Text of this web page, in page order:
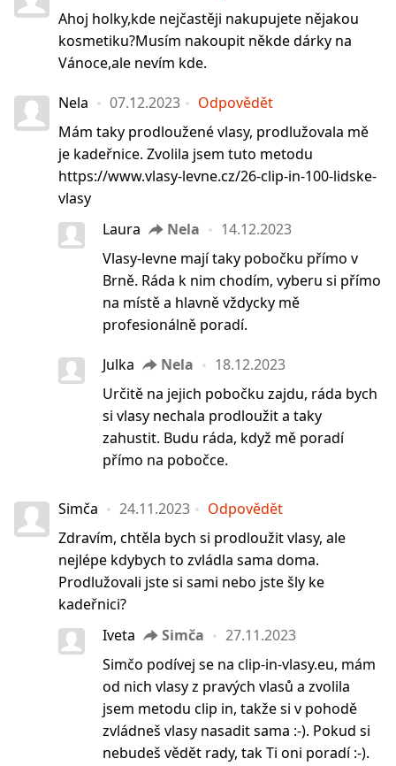
Ahoj holky,kde nejčastěji nakupujete nějakou
kosmetiku?Musím nakoupit někde dárky na
Vánoce,ale nevím kde.
Nela 07.12.2023
Odpovědět
Mám taky prodloužené vlasy, prodlužovala mě
je kadeřnice. Zvolila jsem tuto metodu
https://www.vlasy-levne.cz/26-clip-in-100-lidske-
vlasy
Laura
Nela
14.12.2023
Vlasy-levne mají taky pobočku přímo v
Brně. Ráda k nim chodím, vyberu si přímo
na místě a hlavně vždycky mě
profesionálně poradí.
Julka Nela
18.12.2023
Určitě na jejich pobočku zajdu, ráda bych
si vlasy nechala prodloužit a taky
zahustit. Budu ráda, když mě poradí
přímo na pobočce.
Simča 24.11.2023
Odpovědět
Zdravím, chtěla bych si prodloužit vlasy, ale
nejlépe kdybych to zvládla sama doma.
Prodlužovali jste si sami nebo jste šly ke
kadeřnici?
Iveta
Simča
27.11.2023
Simčo podívej se na clip-in-vlasy.eu, mám
od nich vlasy z pravých vlasů a zvolila
jsem metodu clip in, takže si v pohodě
zvládneš vlasy nasadit sama :-). Pokud si
nebudeš vědět rady, tak Ti oni poradí :-).